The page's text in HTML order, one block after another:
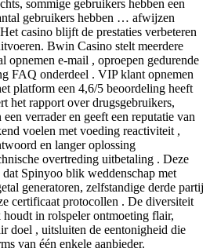
sommige gebruikers hebben een
gebruikers hebben … afwijzen
casino blijft de prestaties verbeteren
Bwin Casino stelt meerdere
opnemen e-mail , oproepen gedurende
FAQ onderdeel . VIP klant opnemen
platform een ​​4,6/5 beoordeling heeft
het rapport over drugsgebruikers,
verrader en geeft een reputatie van
voelen met voeding reactiviteit ,
en langer oplossing
overtreding uitbetaling . Deze
Spinyoo blik weddenschap met
generatoren, zelfstandige derde partij
certificaat protocollen . De diversiteit
houdt in rolspeler ontmoeting flair,
doel , uitsluiten de eentonigheid die
van één enkele aanbieder.